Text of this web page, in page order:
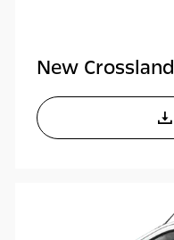
New Crossland